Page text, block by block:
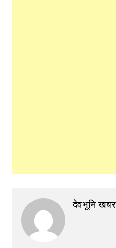
देवभूमि खबर